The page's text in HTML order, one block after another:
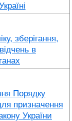
зберігання,
в
Порядку
призначення
України